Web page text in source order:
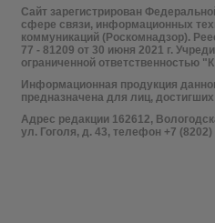
Сайт зарегистрирован
сфере связи, информационных
коммуникаций (Роскомнадзор).
77 - 81209 от 30 июня 2021 г.
ограниченной ответственностью
Информационная продукция
предназначена для лиц,
Адрес редакции 162612,
ул. Гоголя, д. 43, телефон +7 (8202)